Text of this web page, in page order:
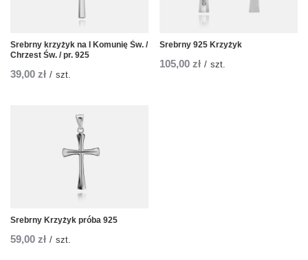
Srebrny krzyżyk na I Komunię Św. /
Chrzest Św. / pr. 925
39,00 zł / szt.
Srebrny 925 Krzyżyk
105,00 zł / szt.
Srebrny Krzyżyk próba 925
59,00 zł / szt.